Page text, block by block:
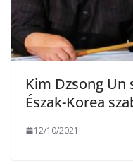
Kim Dzsong Un
Észak-Korea
12/10/2021